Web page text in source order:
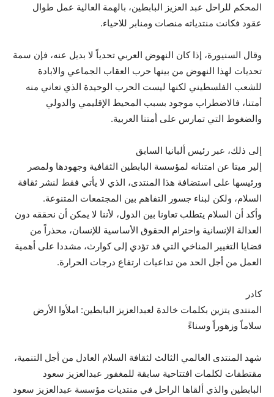
المحكم للراحل عبد العزيز البابطين، بالهمة العالية عمل طوال
عقود فكانت منتدياته منصات ومنابر للاحياء.
وقال السنيورة، إذا كان النهوض العربي تحدياً لا بديل عنه، فإن سمة
تحديات لهذا النهوض من بينها حرب العقاب الجماعي والابادة
للشعب الفلسطيني لكنها ليست الحرب الوحيدة الذي تعاني منه
أمتنا، فالاضطراب موجود بسبب المحيط الإقليمي والدولي
والضغوط التي تمارس على أمتنا العربية.
إلى ذلك، عبر رئيس ألبانيا السابق
إلير ميتا عن امتنانه لمؤسسة البابطين الثقافية وجهودها ولمصر
ورئيسها على استضافة هذا المنتدى، الذي لا يأتي فقط لنشر ثقافة
السلام، ولكن لبناء جسور التفاهم بين المجتمعات المتنوعة.
وأكد أن السلام يتطلب تعاونا بين الدول، لأننا لا يمكن أن نحققه دون
العدالة الإنسانية واحترام الحقوق الأساسية للإنسان، محذراً من
قضايا التغيير المناخي التي قد تؤدي إلى كوارث، مشددا على أهمية
العمل من أجل الحد من تداعيات ارتفاع درجات الحرارة.
كادر
المنتدى يتزين بكلمات خالدة لعبدالعزيز البابطين: املأوا الأرض
سلاماً وزهوراً وسناءً
شهد المنتدى العالمي الثالث لثقافة السلام العادل من أجل التنمية،
مقتطفات لكلمات افتتاحية سابقة للمغفور عبدالعزيز سعود
البابطين والذي ألقاها الراحل في منتديات مؤسسة عبدالعزيز سعود